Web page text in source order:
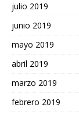
julio 2019
junio 2019
mayo 2019
abril 2019
marzo 2019
febrero 2019